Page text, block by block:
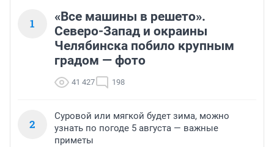
1
«Все машины в решето».
Северо-Запад и окраины
Челябинска побило крупным
градом — фото
41 427 198
2
Суровой или мягкой будет зима, можно
узнать по погоде 5 августа — важные
приметы